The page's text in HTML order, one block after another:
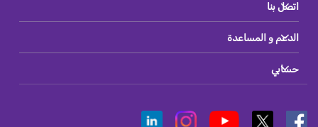
اتصل بنا
الدعم و المساعدة
حسابي